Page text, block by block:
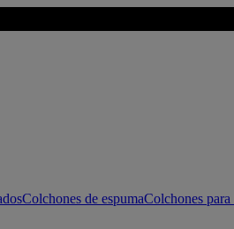
Colchones de espumaColchones para